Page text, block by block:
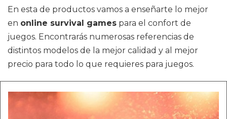
En esta de productos vamos a enseñarte lo mejor
en online survival games para el confort de
juegos. Encontrarás numerosas referencias de
distintos modelos de la mejor calidad y al mejor
precio para todo lo que requieres para juegos.